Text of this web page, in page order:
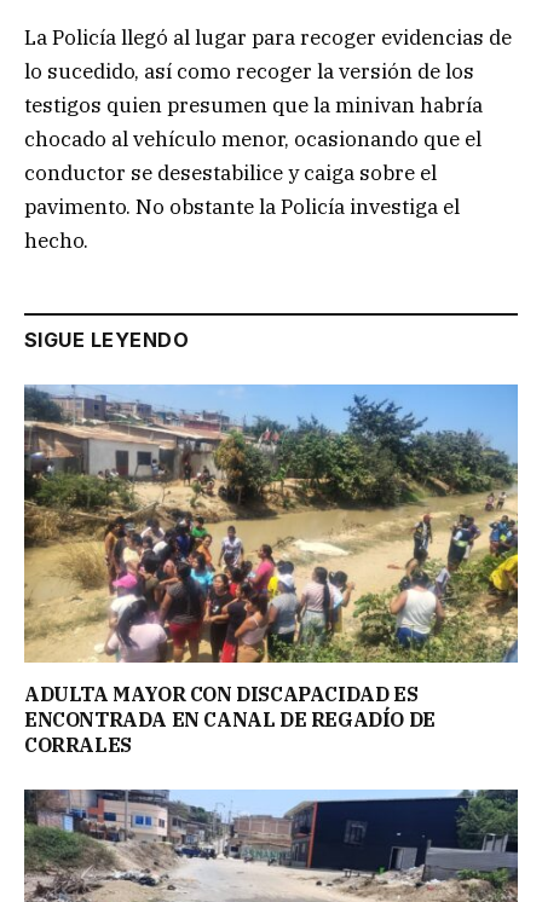
La Policía llegó al lugar para recoger evidencias de
lo sucedido, así como recoger la versión de los
testigos quien presumen que la minivan habría
chocado al vehículo menor, ocasionando que el
conductor se desestabilice y caiga sobre el
pavimento. No obstante la Policía investiga el
hecho.
SIGUE LEYENDO
ADULTA MAYOR CON DISCAPACIDAD ES
ENCONTRADA EN CANAL DE REGADÍO DE
CORRALES